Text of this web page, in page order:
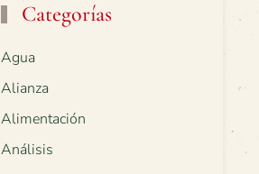
Categorías
Agua
Alianza
Alimentación
Análisis